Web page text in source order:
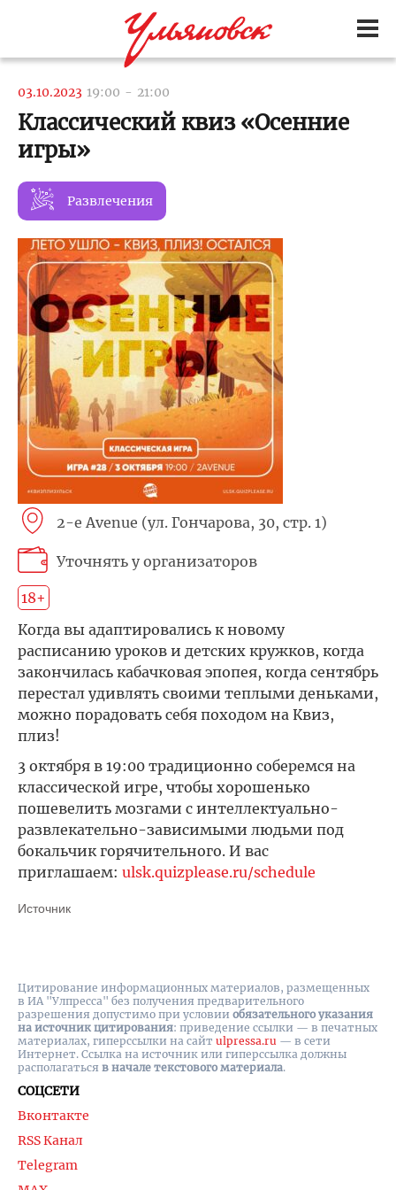
03.10.2023 19:00 - 21:00
Классический квиз «Осенние
игры»
Развлечения
2-e Avenue (ул. Гончарова, 30, стр. 1)
Уточнять у организаторов
18+
Когда вы адаптировались к новому
расписанию уроков и детских кружков, когда
закончилась кабачковая эпопея, когда сентябрь
перестал удивлять своими теплыми деньками,
можно порадовать себя походом на Квиз,
плиз!
3 октября в 19:00 традиционно соберемся на
классической игре, чтобы хорошенько
пошевелить мозгами с интеллектуально-
развлекательно-зависимыми людьми под
бокальчик горячительного. И вас
приглашаем: ulsk.quizplease.ru/schedule
Источник
СОЦСЕТИ
Вконтакте
RSS Канал
Telegram
Цитирование информационных материалов, размещенных
в ИА "Улпресса" без получения предварительного
разрешения допустимо при условии обязательного указания
на источник цитирования: приведение ссылки — в печатных
материалах, гиперссылки на cайт ulpressa.ru — в сети
Интернет. Ссылка на источник или гиперссылка должны
располагаться в начале текстового материала.